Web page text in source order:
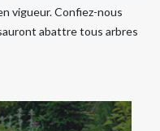
vigueur. Confiez-nous
abattre tous arbres